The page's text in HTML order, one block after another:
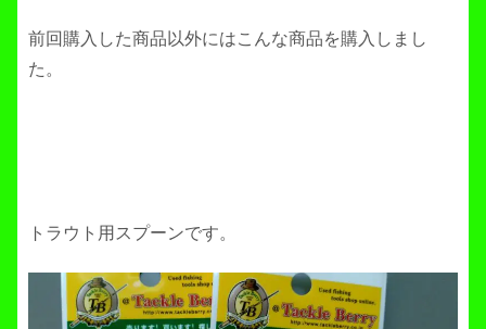
前回購入した商品以外にはこんな商品を購入しまし
た。
トラウト用スプーンです。